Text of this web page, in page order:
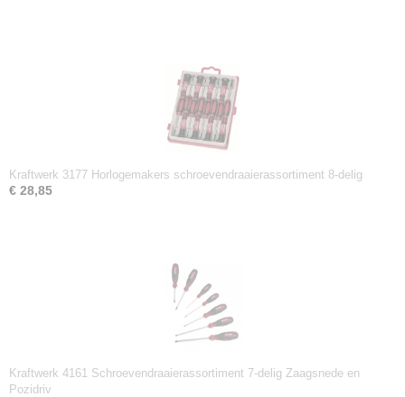
Kraftwerk 3177 Horlogemakers schroevendraaierassortiment 8-delig
€ 28,85
Kraftwerk 4161 Schroevendraaierassortiment 7-delig Zaagsnede en
Pozidriv